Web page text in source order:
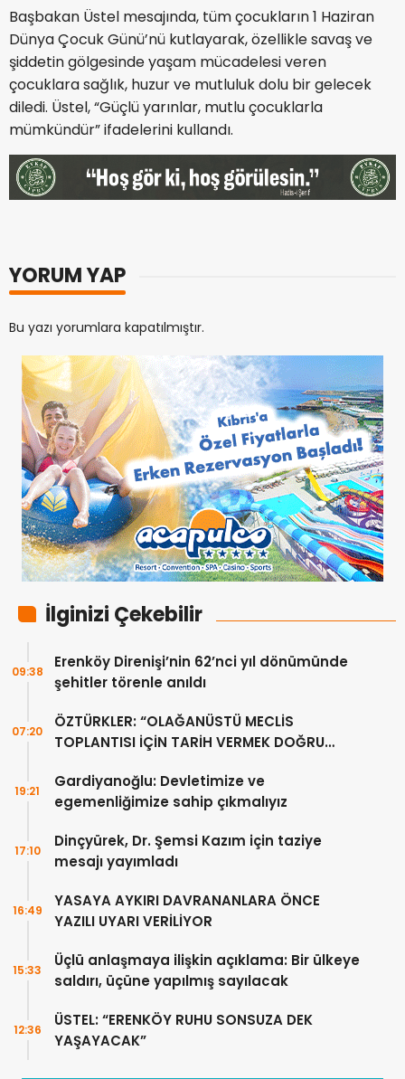
Başbakan Üstel mesajında, tüm çocukların 1 Haziran
Dünya Çocuk Günü’nü kutlayarak, özellikle savaş ve
şiddetin gölgesinde yaşam mücadelesi veren
çocuklara sağlık, huzur ve mutluluk dolu bir gelecek
diledi. Üstel, “Güçlü yarınlar, mutlu çocuklarla
mümkündür” ifadelerini kullandı.
YORUM YAP
Bu yazı yorumlara kapatılmıştır.
İlginizi Çekebilir
Erenköy Direnişi’nin 62’nci yıl dönümünde
şehitler törenle anıldı
09:38
ÖZTÜRKLER: “OLAĞANÜSTÜ MECLİS
TOPLANTISI İÇİN TARİH VERMEK DOĞRU
07:20
Gardiyanoğlu: Devletimize ve
egemenliğimize sahip çıkmalıyız
19:21
Dinçyürek, Dr. Şemsi Kazım için taziye
mesajı yayımladı
17:10
YASAYA AYKIRI DAVRANANLARA ÖNCE
YAZILI UYARI VERİLİYOR
16:49
Üçlü anlaşmaya ilişkin açıklama: Bir ülkeye
saldırı, üçüne yapılmış sayılacak
15:33
ÜSTEL: “ERENKÖY RUHU SONSUZA DEK
YAŞAYACAK”
12:36